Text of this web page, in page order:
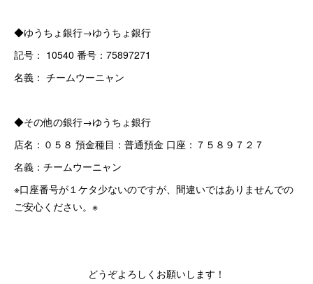
◆ゆうちょ銀行→ゆうちょ銀行
記号： 10540 番号：75897271
名義： チームウーニャン
◆その他の銀行→ゆうちょ銀行
店名：０５８ 預金種目：普通預金 口座：７５８９７２７
名義：チームウーニャン
※口座番号が１ケタ少ないのですが、間違いではありませんでの
ご安心ください。※
どうぞよろしくお願いします！